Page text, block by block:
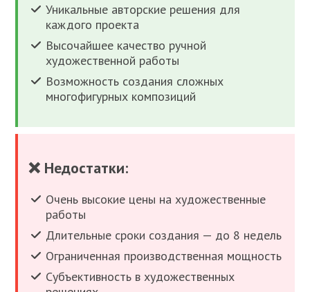
Уникальные авторские решения для
каждого проекта
Высочайшее качество ручной
художественной работы
Возможность создания сложных
многофигурных композиций
❌ Недостатки:
Очень высокие цены на художественные
работы
Длительные сроки создания — до 8 недель
Ограниченная производственная мощность
Субъективность в художественных